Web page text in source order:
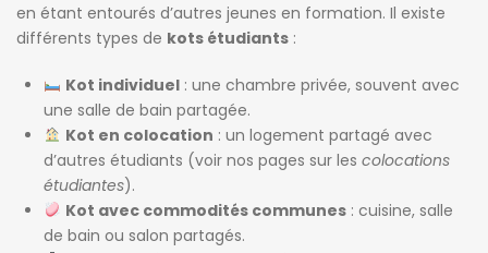
en étant entourés d’autres jeunes en formation. Il existe
différents types de kots étudiants :
Kot individuel: une chambre privée, souvent avec
une salle de bain partagée.
Kot en colocation : un logement partagé avec
d’autres étudiants (voir nos pages sur les colocations
étudiantes).
Kot avec commodités communes: cuisine, salle
de bain ou salon partagés.